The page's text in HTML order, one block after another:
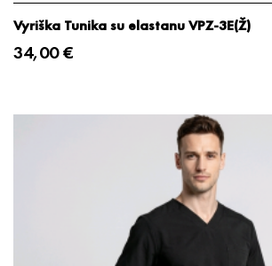
Vyriška Tunika su elastanu VPZ-3E(Ž)
34,00 €